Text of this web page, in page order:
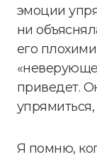
эмоции
ни
его
приведет.
Я помню,